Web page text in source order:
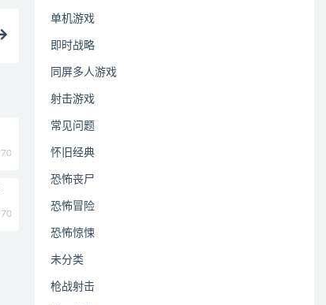
70
70
单机游戏
即时战略
同屏多人游戏
射击游戏
常见问题
怀旧经典
恐怖丧尸
恐怖冒险
恐怖惊悚
未分类
枪战射击